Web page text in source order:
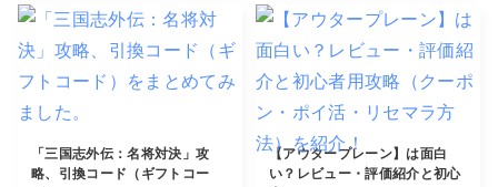
「三国志外伝：名将対決」攻
略、引換コード（ギフトコー
【アウタープレーン】は面白
い？レビュー・評価紹介と初心